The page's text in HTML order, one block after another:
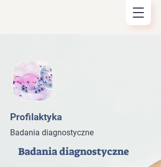
Profilaktyka
Badania diagnostyczne
Badania diagnostyczne